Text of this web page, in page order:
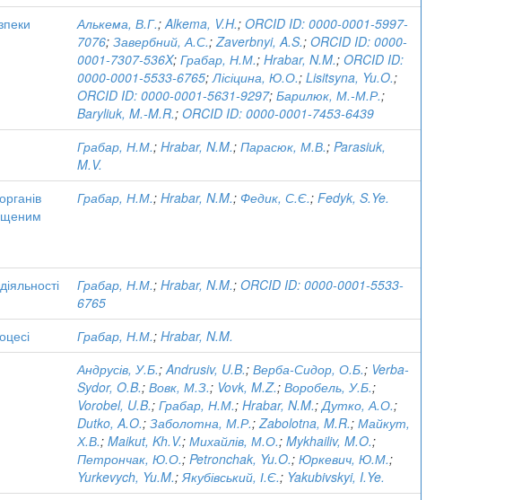
Алькема, В.Г.;Alkema, V.H.; ORCID ID: 0000-0001-5997-
7076; Завербний, А.С.;Zaverbnyi, A.S.; ORCID ID: 0000-
0001-7307-536X; Грабар, Н.М.; Hrabar, N.M.; ORCID ID:
0000-0001-5533-6765;Лісіцина, Ю.О.; Lisitsyna, Yu.O.;
ORCID ID: 0000-0001-5631-9297; Барилюк, М.-М.Р.;
Baryliuk, M.-M.R.; ORCID ID: 0000-0001-7453-6439
Грабар, Н.М.; Hrabar, N.M.; Парасюк, М.В.; Parasiuk,
M.V.
Грабар, Н.М.; Hrabar, N.M.; Федик, С.Є.; Fedyk, S.Ye.
Грабар, Н.М.; Hrabar, N.M.; ORCID ID: 0000-0001-5533-
6765
Грабар, Н.М.; Hrabar, N.M.
Андрусів, У.Б.;Andrusiv, U.B.; Верба-Сидор, О.Б.; Verba-
Sydor, O.B.; Вовк, М.З.; Vovk, M.Z.; Воробель, У.Б.;
Vorobel, U.B.; Грабар, Н.М.; Hrabar, N.M.;Дутко, А.О.;
Dutko, A.O.; Заболотна, М.Р.;Zabolotna, M.R.; Майкут,
Х.В.; Maikut, Kh.V.; Михайлів, М.О.; Mykhailiv, M.O.;
Петрончак, Ю.О.; Petronchak, Yu.O.; Юркевич, Ю.М.;
Yurkevych, Yu.M.;Якубівський, І.Є.; Yakubivskyi, I.Ye.